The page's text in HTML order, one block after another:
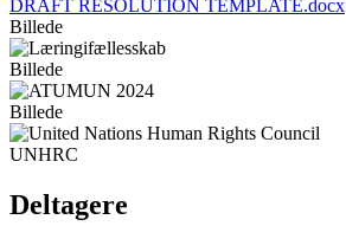
DRAFT RESOLUTION TEMPLATE.docx
Billede
Billede
Billede
UNHRC
Deltagere